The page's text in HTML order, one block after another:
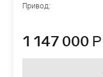
Привод:
1 147 000 Р